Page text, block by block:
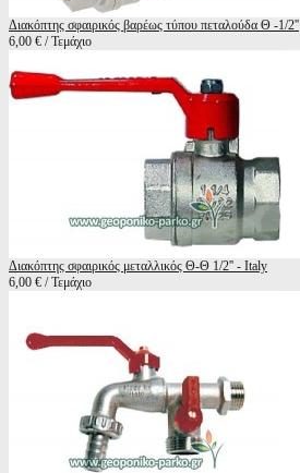
Διακόπτης σφαιρικός βαρέως τύπου πεταλούδα Θ -1/2''
6,00 € / Τεμάχιο
Διακόπτης σφαιρικός μεταλλικός Θ-Θ 1/2'' - Italy
6,00 € / Τεμάχιο